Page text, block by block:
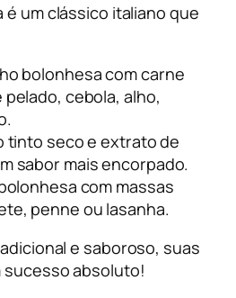
é um clássico italiano que
bolonhesa com carne
cebola, alho,
tinto seco e extrato de
sabor mais encorpado.
com massas
penne ou lasanha.
e saboroso, suas
sucesso absoluto!